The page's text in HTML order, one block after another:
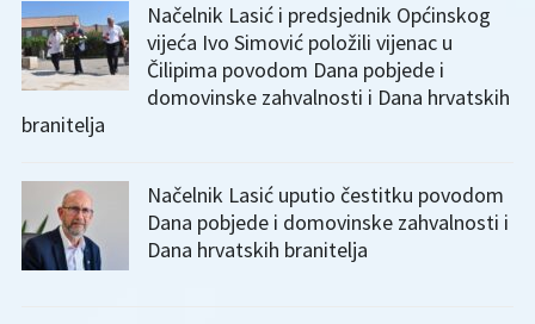
Načelnik Lasić i predsjednik Općinskog
vijeća Ivo Simović položili vijenac u
Čilipima povodom Dana pobjede i
domovinske zahvalnosti i Dana hrvatskih
branitelja
Načelnik Lasić uputio čestitku povodom
Dana pobjede i domovinske zahvalnosti i
Dana hrvatskih branitelja